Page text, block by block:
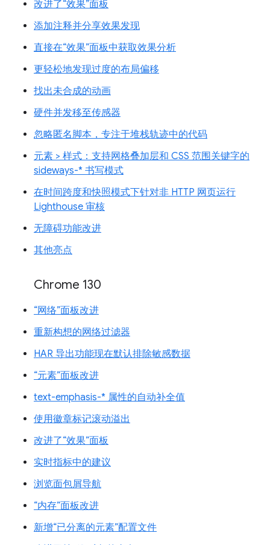
改进了“效果”面板
添加注释并分享效果发现
直接在“效果”面板中获取效果分析
更轻松地发现过度的布局偏移
找出未合成的动画
硬件并发移至传感器
忽略匿名脚本，专注于堆栈轨迹中的代码
元素 > 样式：支持网格叠加层和 CSS 范围关键字的
sideways-* 书写模式
在时间跨度和快照模式下针对非 HTTP 网页运行
Lighthouse 审核
无障碍功能改进
其他亮点
Chrome 130
“网络”面板改进
重新构想的网络过滤器
HAR 导出功能现在默认排除敏感数据
“元素”面板改进
text-emphasis-* 属性的自动补全值
使用徽章标记滚动溢出
改进了“效果”面板
实时指标中的建议
浏览面包屑导航
“内存”面板改进
新增“已分离的元素”配置文件